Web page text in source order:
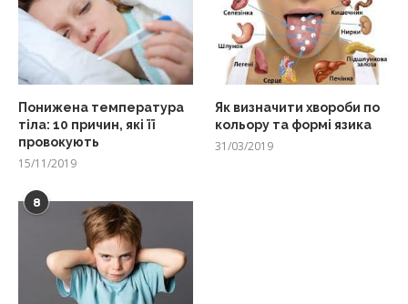
Понижена температура
тіла: 10 причин, які її
провокують
15/11/2019
Як визначити хвороби по
кольору та формі язика
31/03/2019
8